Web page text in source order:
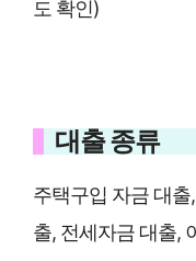
도 확인)
대출 종류
주택구입 자금 대
출, 전세자금 대출,